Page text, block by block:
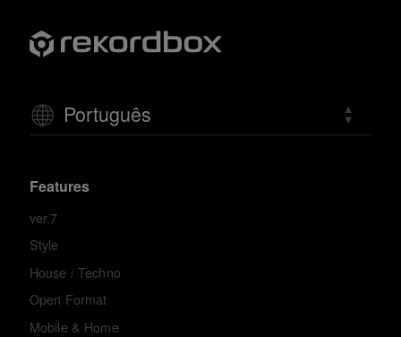
Português
Features
ver.7
Style
House / Techno
Open Format
Mobile & Home